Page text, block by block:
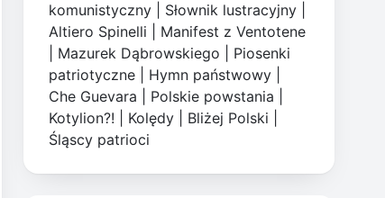
komunistyczny
Słownik lustracyjny
Altiero Spinelli
Manifest z Ventotene
Mazurek Dąbrowskiego
Piosenki
patriotyczne
Hymn państwowy
Che Guevara
Polskie powstania
Kotylion?!
Kolędy Bliżej Polski
Śląscy patrioci